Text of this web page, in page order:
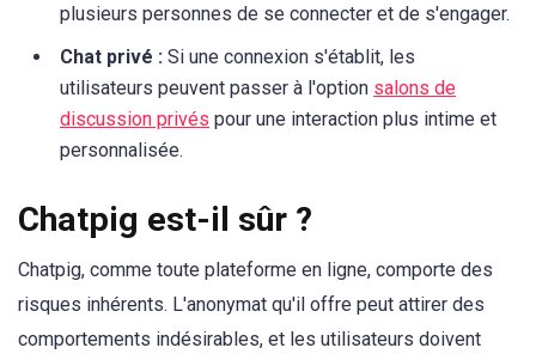
plusieurs personnes de se connecter et de s'engager.
Chat privé : Si une connexion s'établit, les
utilisateurs peuvent passer à l'option salons de
discussion privés pour une interaction plus intime et
personnalisée.
Chatpig est-il sûr ?
Chatpig, comme toute plateforme en ligne, comporte des
risques inhérents. L'anonymat qu'il offre peut attirer des
comportements indésirables, et les utilisateurs doivent